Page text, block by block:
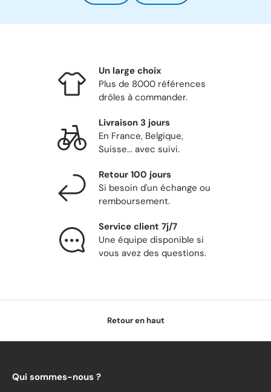
Un large choix
Plus de 8000 références
drôles à commander.
Livraison 3 jours
En France, Belgique,
Suisse... avec suivi.
Retour 100 jours
Si besoin d'un échange ou
remboursement.
Service client 7j/7
Une équipe disponible si
vous avez des questions.
Retour en haut
Qui sommes-nous ?